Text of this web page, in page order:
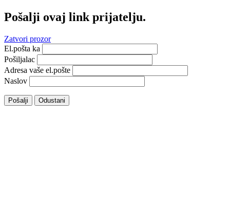
Pošalji ovaj link prijatelju.
Zatvori prozor
El.pošta ka
Pošiljalac
Adresa vaše el.pošte
Naslov
Pošalji Odustani